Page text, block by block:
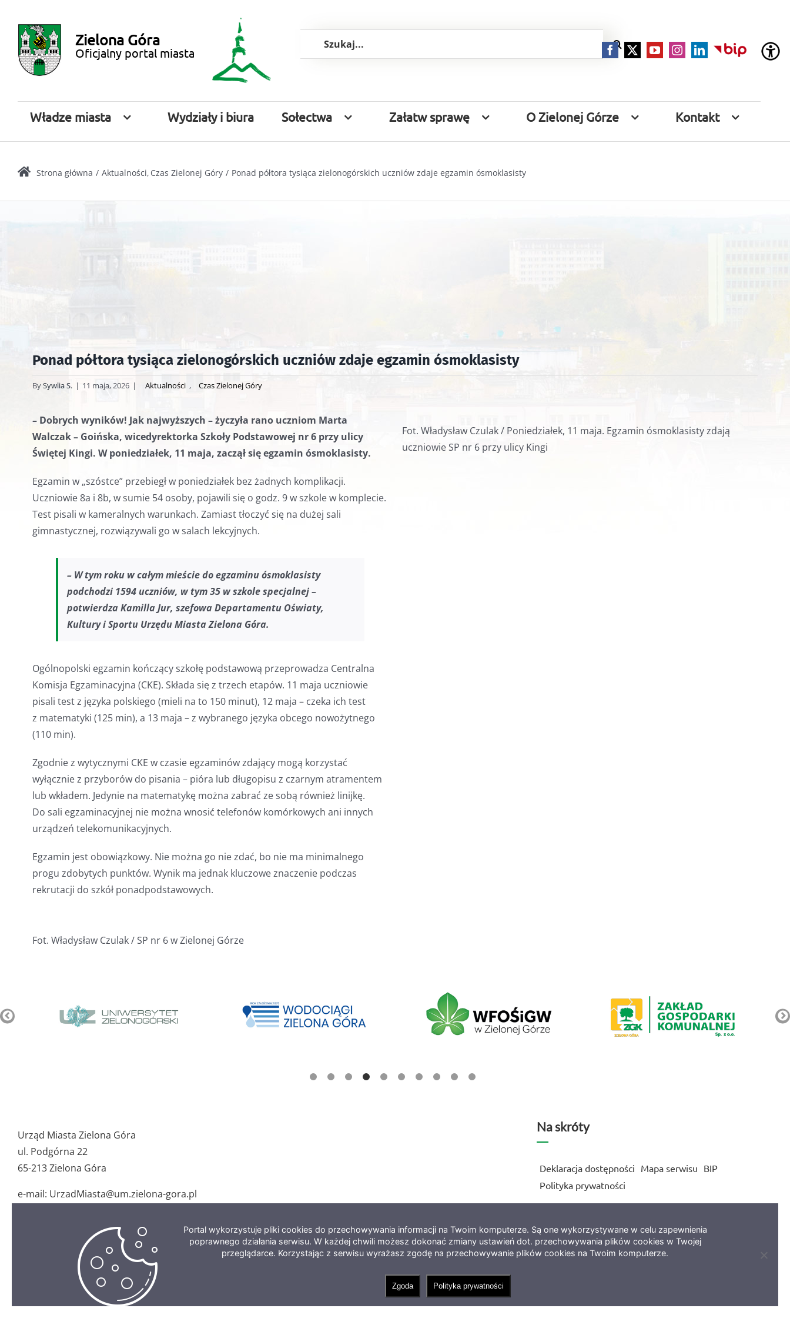
zawartości
Miasto
Zielona
Zielona Góra
Oficjalny portal miasta Facebook
X YouTubeInstagramLinkedInBIP
Władze miasta Wydziały i biura Sołectwa Załatw sprawę O Zielonej Górze Kontakt
Strona główna Aktualności Czas Zielonej Góry Ponad półtora tysiąca zielonogórskich uczniów zdaje egzamin ósmoklasisty
Ponad półtora tysiąca zielonogórskich uczniów zdaje egzamin ósmoklasisty
BySywlia S. | 11 maja, 2026 | Aktualności , Czas Zielonej Góry
– Dobrych wyników! Jak najwyższych – życzyła rano uczniom Marta
Walczak – Goińska, wicedyrektorka Szkoły Podstawowej nr 6 przy ulicy
Świętej Kingi. Wponiedziałek, 11 maja, zaczął się egzamin ósmoklasisty.
Egzamin w „szóstce” przebiegł w poniedziałek bez żadnych komplikacji.
Uczniowie 8a i 8b, w sumie 54 osoby, pojawili się o godz. 9 w szkole w komplecie.
Test pisali w kameralnych warunkach. Zamiast tłoczyć się na dużej sali
gimnastycznej, rozwiązywali go w salach lekcyjnych.
– W tym roku w całym mieście do egzaminu ósmoklasisty
podchodzi 1594 uczniów, w tym 35 w szkole specjalnej –
potwierdza Kamilla Jur, szefowa Departamentu Oświaty,
Kultury i Sportu Urzędu Miasta Zielona Góra.
Ogólnopolski egzamin kończący szkołę podstawową przeprowadza Centralna
Komisja Egzaminacyjna (CKE). Składa się z trzech etapów. 11 maja uczniowie
pisali test z języka polskiego (mieli na to 150 minut), 12 maja – czeka ich test
z matematyki (125 min), a 13 maja – z wybranego języka obcego nowożytnego
(110 min).
Zgodnie z wytycznymi CKE w czasie egzaminów zdający mogą korzystać
wyłącznie z przyborów do pisania – pióra lub długopisu z czarnym atramentem
lub wkładem. Jedynie na matematykę można zabrać ze sobą również linijkę.
Do sali egzaminacyjnej nie można wnosić telefonów komórkowych ani innych
urządzeń telekomunikacyjnych.
Egzamin jest obowiązkowy. Nie można go nie zdać, bo nie ma minimalnego
progu zdobytych punktów. Wynik ma jednak kluczowe znaczenie podczas
rekrutacji do szkół ponadpodstawowych.
Fot. Władysław Czulak / Poniedziałek, 11 maja. Egzamin ósmoklasisty zdają
uczniowie SP nr 6 przy ulicy Kingi
Fot. Władysław Czulak / SP nr 6 w Zielonej Górze
ważne
dane
Urząd Miasta Zielona Góra
ul. Podgórna 22
65-213 Zielona Góra
e-mail: UrzadMiasta@um.zielona-gora.pl
Na skróty
Deklaracja dostępności Mapa serwisu BIP
Polityka prywatności
Copyright 2023 Miasto Zielona Góra
Portal wykorzystuje pliki cookies do przechowywania informacji na Twoim komputerze. Są one wykorzystywane w celu zapewnienia
poprawnego działania serwisu. W każdej chwili możesz dokonać zmiany ustawień dot. przechowywania plików cookies w Twojej
przeglądarce. Korzystając z serwisu wyrażasz zgodę na przechowywanie plików cookies na Twoim komputerze.
Zgoda Polityka prywatności